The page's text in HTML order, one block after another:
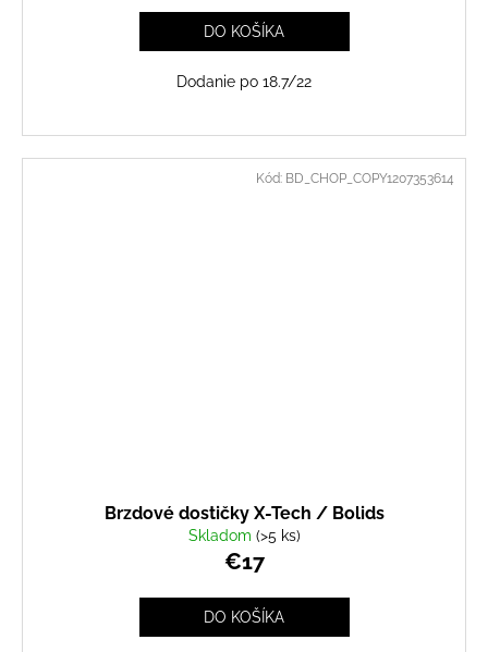
DO KOŠÍKA
Dodanie po 18.7/22
Brzdové dostičky X-Tech / Bolids
Skladom (>5 ks)
€17
DO KOŠÍKA
Kód: BD_CHOP_COPY1207353614